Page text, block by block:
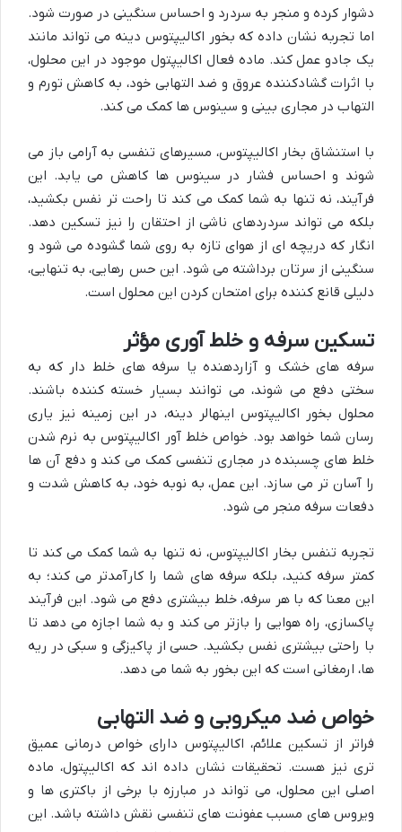
دشوار کرده و منجر به سردرد و احساس سنگینی در صورت شود.
اما تجربه نشان داده که بخور اکالیپتوس دینه می تواند مانند
یک جادو عمل کند. ماده فعال اکالیپتول موجود در این محلول،
با اثرات گشادکننده عروق و ضد التهابی خود، به کاهش تورم و
التهاب در مجاری بینی و سینوس ها کمک می کند.
با استنشاق بخار اکالیپتوس، مسیرهای تنفسی به آرامی باز می
شوند و احساس فشار در سینوس ها کاهش می یابد. این
فرآیند، نه تنها به شما کمک می کند تا راحت تر نفس بکشید،
بلکه می تواند سردردهای ناشی از احتقان را نیز تسکین دهد.
انگار که دریچه ای از هوای تازه به روی شما گشوده می شود و
سنگینی از سرتان برداشته می شود. این حس رهایی، به تنهایی،
دلیلی قانع کننده برای امتحان کردن این محلول است.
تسکین سرفه و خلط آوری مؤثر
سرفه های خشک و آزاردهنده یا سرفه های خلط دار که به
سختی دفع می شوند، می توانند بسیار خسته کننده باشند.
محلول بخور اکالیپتوس اینهالر دینه، در این زمینه نیز یاری
رسان شما خواهد بود. خواص خلط آور اکالیپتوس به نرم شدن
خلط های چسبنده در مجاری تنفسی کمک می کند و دفع آن ها
را آسان تر می سازد. این عمل، به نوبه خود، به کاهش شدت و
دفعات سرفه منجر می شود.
تجربه تنفس بخار اکالیپتوس، نه تنها به شما کمک می کند تا
کمتر سرفه کنید، بلکه سرفه های شما را کارآمدتر می کند؛ به
این معنا که با هر سرفه، خلط بیشتری دفع می شود. این فرآیند
پاکسازی، راه هوایی را بازتر می کند و به شما اجازه می دهد تا
با راحتی بیشتری نفس بکشید. حسی از پاکیزگی و سبکی در ریه
ها، ارمغانی است که این بخور به شما می دهد.
خواص ضد میکروبی و ضد التهابی
فراتر از تسکین علائم، اکالیپتوس دارای خواص درمانی عمیق
تری نیز هست. تحقیقات نشان داده اند که اکالیپتول، ماده
اصلی این محلول، می تواند در مبارزه با برخی از باکتری ها و
ویروس های مسبب عفونت های تنفسی نقش داشته باشد. این